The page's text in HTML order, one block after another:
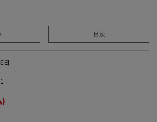
目次
日
)